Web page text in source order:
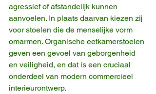
agressief of afstandelijk kunnen
aanvoelen. In plaats daarvan kiezen zij
voor stoelen die de menselijke vorm
omarmen. Organische eetkamerstoelen
geven een gevoel van geborgenheid
en veiligheid, en dat is een cruciaal
onderdeel van modern commercieel
interieurontwerp.